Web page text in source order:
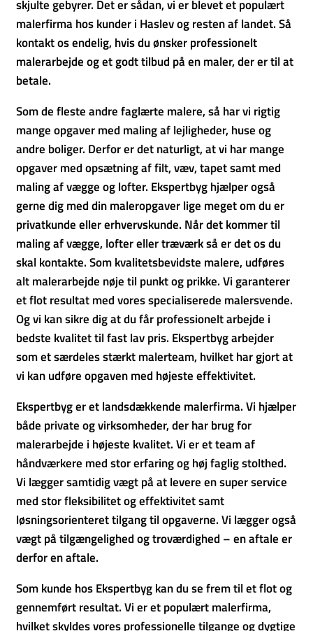
skjulte gebyrer. Det er sådan, vi er blevet et populært
malerfirma hos kunder i Haslev og resten af landet. Så
kontakt os endelig, hvis du ønsker professionelt
malerarbejde og et godt tilbud på en maler, der er til at
betale.
Som de fleste andre faglærte malere, så har vi rigtig
mange opgaver med maling af lejligheder, huse og
andre boliger. Derfor er det naturligt, at vi har mange
opgaver med opsætning af filt, væv, tapet samt med
maling af vægge og lofter. Ekspertbyg hjælper også
gerne dig med din maleropgaver lige meget om du er
privatkunde eller erhvervskunde. Når det kommer til
maling af vægge, lofter eller træværk så er det os du
skal kontakte. Som kvalitetsbevidste malere, udføres
alt malerarbejde nøje til punkt og prikke. Vi garanterer
et flot resultat med vores specialiserede malersvende.
Og vi kan sikre dig at du får professionelt arbejde i
bedste kvalitet til fast lav pris. Ekspertbyg arbejder
som et særdeles stærkt malerteam, hvilket har gjort at
vi kan udføre opgaven med højeste effektivitet.
Ekspertbyg er et landsdækkende malerfirma. Vi hjælper
både private og virksomheder, der har brug for
malerarbejde i højeste kvalitet. Vi er et team af
håndværkere med stor erfaring og høj faglig stolthed.
Vi lægger samtidig vægt på at levere en super service
med stor fleksibilitet og effektivitet samt
løsningsorienteret tilgang til opgaverne. Vi lægger også
vægt på tilgængelighed og troværdighed – en aftale er
derfor en aftale.
Som kunde hos Ekspertbyg kan du se frem til et flot og
gennemført resultat. Vi er et populært malerfirma,
hvilket skyldes vores professionelle tilgange og dygtige